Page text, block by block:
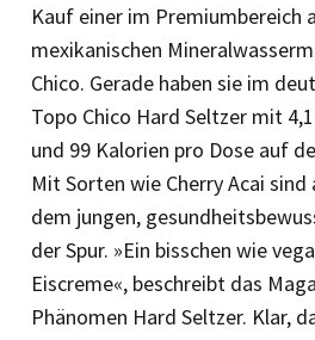
Kauf einer im Premiumbereich
mexikanischen
Chico. Gerade haben sie im
Topo Chico Hard Seltzer mit
und 99 Kalorien pro Dose auf
Mit Sorten wie Cherry Acai
dem jungen,
der Spur. »Ein bisschen wie
Eiscreme«, beschreibt das
Phänomen Hard Seltzer. Klar,